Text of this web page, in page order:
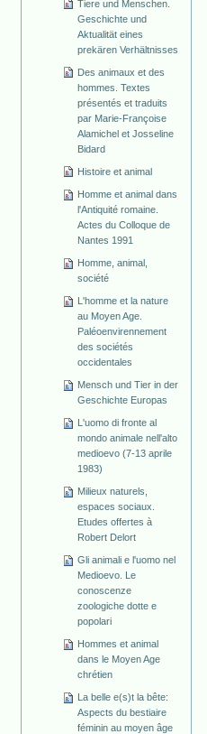
Tiere und Menschen.
Geschichte und
Aktualität eines
prekären Verhältnisses
Des animaux et des
hommes. Textes
présentés et traduits
par Marie-Françoise
Alamichel et Josseline
Bidard
Histoire et animal
Homme et animal dans
l'Antiquité romaine.
Actes du Colloque de
Nantes 1991
Homme, animal,
société
L'homme et la nature
au Moyen Age.
Paléoenvirennement
des sociétés
occidentales
Mensch und Tier in der
Geschichte Europas
L'uomo di fronte al
mondo animale nell'alto
medioevo (7-13 aprile
1983)
Milieux naturels,
espaces sociaux.
Etudes offertes à
Robert Delort
Gli animali e l'uomo nel
Medioevo. Le
conoscenze
zoologiche dotte e
popolari
Hommes et animal
dans le Moyen Age
chrétien
La belle e(s)t la bête:
Aspects du bestiaire
féminin au moyen âge